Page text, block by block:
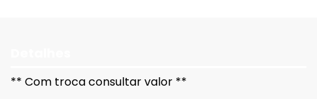
** Com troca consultar valor **